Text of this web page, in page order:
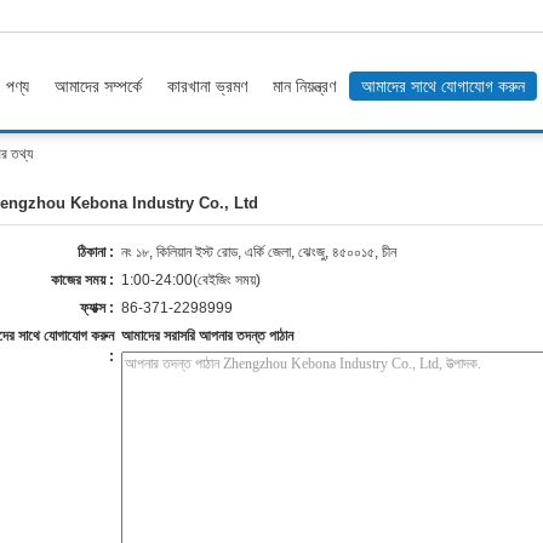
পণ্য আমাদের সম্পর্কে কারখানা ভ্রমণ মান নিয়ন্ত্রণ আমাদের সাথে যোগাযোগ করুন
তথ্য
Kebona Industry Co., Ltd
ঠিকানা : নং ১৮, কিলিয়ান ইস্ট রোড, এর্কি জেলা, ঝেংজু, ৪৫০০১৫, চীন
কাজের সময় : 1:00-24:00(বেইজিং সময়)
ফ্যাক্স : 86-371-2298999
সাথে যোগাযোগ করুন
:
আমাদের সরাসরি আপনার তদন্ত পাঠান